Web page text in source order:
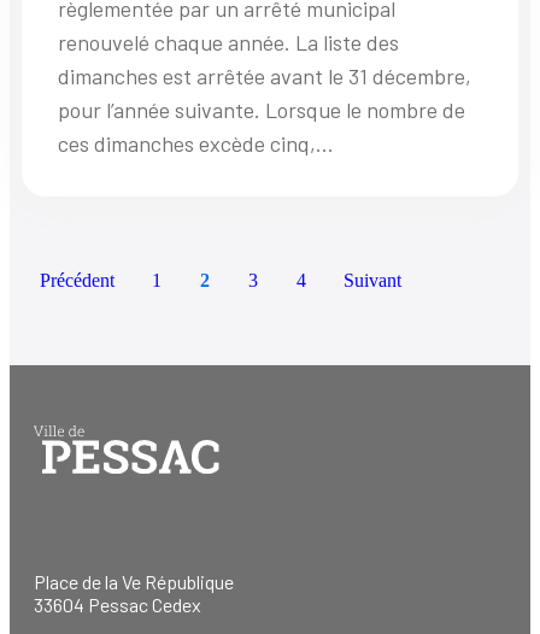
règlementée par un arrêté municipal
renouvelé chaque année. La liste des
dimanches est arrêtée avant le 31 décembre,
pour l’année suivante. Lorsque le nombre de
ces dimanches excède cinq,...
Précédent 1 2 3 4 Suivant
Place de la Ve République
33604 Pessac Cedex